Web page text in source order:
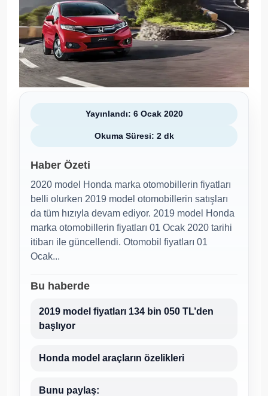
Yayınlandı: 6 Ocak 2020
Okuma Süresi: 2 dk
Haber Özeti
2020 model Honda marka otomobillerin fiyatları
belli olurken 2019 model otomobillerin satışları
da tüm hızıyla devam ediyor. 2019 model Honda
marka otomobillerin fiyatları 01 Ocak 2020 tarihi
itibarı ile güncellendi. Otomobil fiyatları 01
Ocak...
Bu haberde
2019 model fiyatları 134 bin 050 TL’den
başlıyor
Honda model araçların özelikleri
Bunu paylaş: